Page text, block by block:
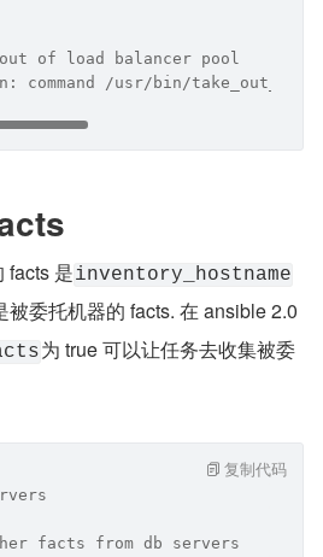
of load balancer pool
command /usr/bin/
facts 是inventory_hostname
被委托机器的 facts. 在 ansible 2.0
为 true 可以让任务去收集被委
facts from db servers
复制代码